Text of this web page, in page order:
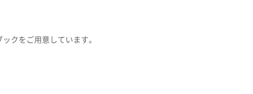
クをご用意しています。